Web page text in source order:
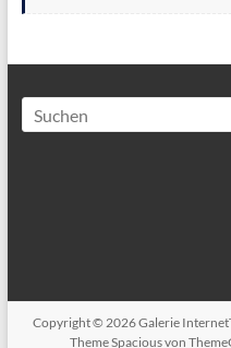
Copyright © 2026Galerie
ThemeSpaciousvon